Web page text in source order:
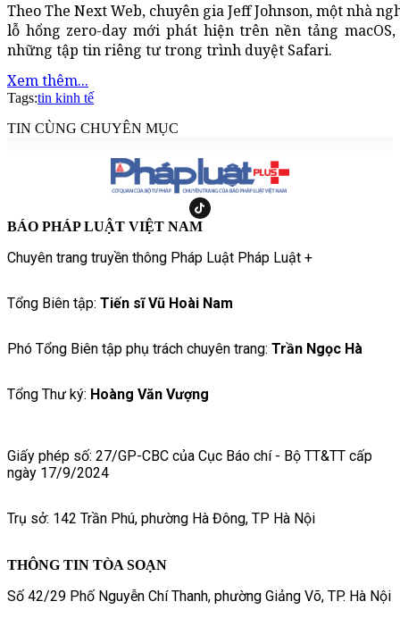
Theo The Next Web, chuyên gia Jeff Johnson, một nhà
lỗ hổng zero-day mới phát hiện trên nền tảng
những tập tin riêng tư trong trình duyệt Safari.
Xem thêm...
Tags:tin kinh tế
TIN CÙNG CHUYÊN MỤC
BÁO PHÁP LUẬT VIỆT NAM
Chuyên trang truyền thông Pháp Luật Pháp Luật +
Tổng Biên tập: Tiến sĩ Vũ Hoài Nam
Phó Tổng Biên tập phụ trách chuyên trang: Trần Ngọc Hà
Tổng Thư ký: Hoàng Văn Vượng
Giấy phép số: 27/GP-CBC của Cục Báo chí - Bộ TT&TT cấp
ngày 17/9/2024
Trụ sở: 142 Trần Phú, phường Hà Đông, TP Hà Nội
THÔNG TIN TÒA SOẠN
Số 42/29 Phố Nguyễn Chí Thanh, phường Giảng Võ, TP. Hà Nội